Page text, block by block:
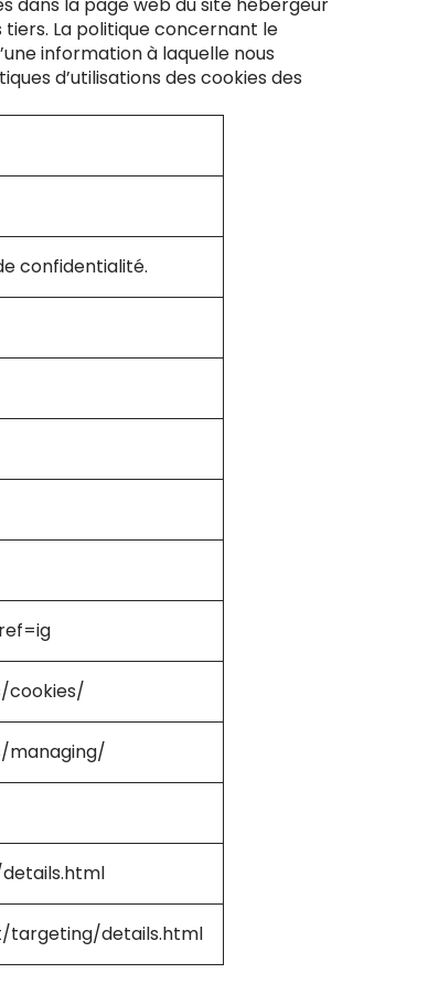
La politique concernant le
information à laquelle nous
d’utilisations des cookies des
confidentialité.
cookies/
managing/
details.html